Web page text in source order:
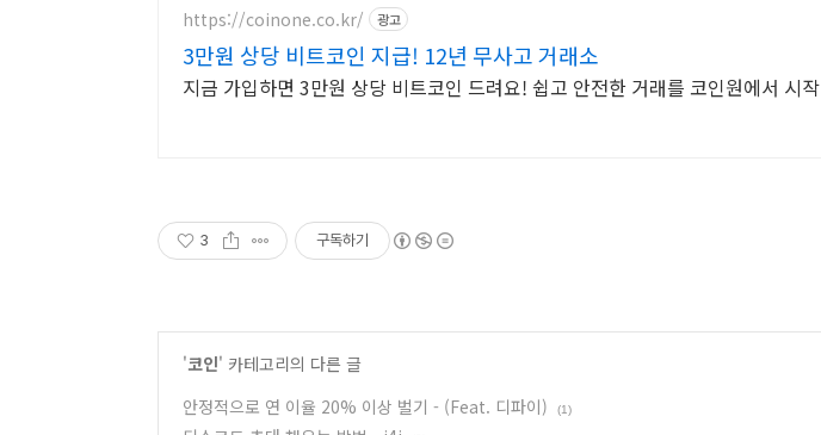
https://coinone.co.kr/ 광고
3만원 상당 비트코인 지급! 12년 무사고 거래소
지금 가입하면 3만원 상당 비트코인 드려요! 쉽고 안전한 거래를 코인원에서 시작
3 구독하기
'코인' 카테고리의 다른 글
안정적으로 연 이율 20% 이상 벌기 - (Feat. 디파이)
(1)